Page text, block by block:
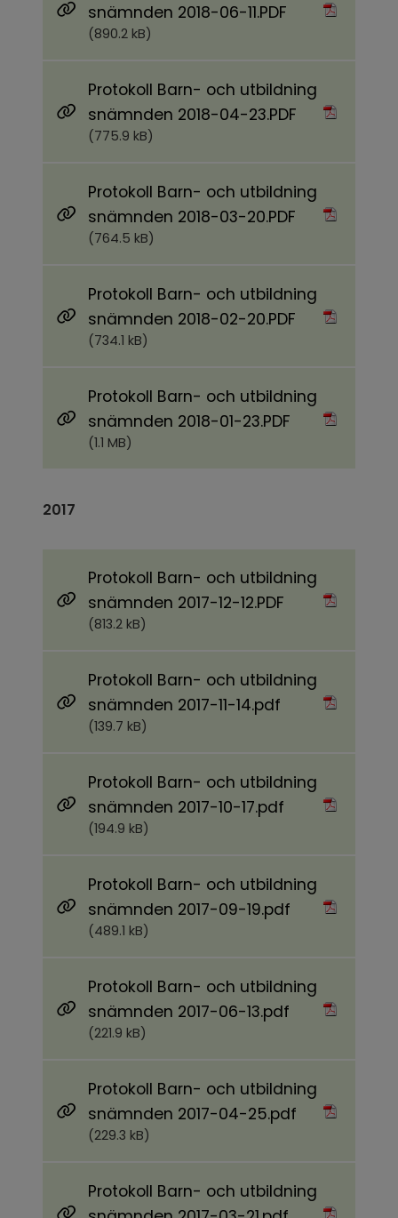
snämnden 2018-06-11.PDF Pdf, 890.2 kB.
(890.2 kB)
Protokoll Barn- och utbildning
snämnden 2018-04-23.PDF Pdf, 775.9 kB.
(775.9 kB)
Protokoll Barn- och utbildning
snämnden 2018-03-20.PDF Pdf, 764.5 kB.
(764.5 kB)
Protokoll Barn- och utbildning
snämnden 2018-02-20.PDF Pdf, 734.1 kB.
(734.1 kB)
Protokoll Barn- och utbildning
snämnden 2018-01-23.PDF Pdf, 1.1 MB.
(1.1 MB)
2017
Protokoll Barn- och utbildning
snämnden 2017-12-12.PDF Pdf, 813.2 kB.
(813.2 kB)
Protokoll Barn- och utbildning
snämnden 2017-11-14.pdf Pdf, 139.7 kB.
(139.7 kB)
Protokoll Barn- och utbildning
snämnden 2017-10-17.pdf Pdf, 194.9 kB.
(194.9 kB)
Protokoll Barn- och utbildning
snämnden 2017-09-19.pdf Pdf, 489.1 kB.
(489.1 kB)
Protokoll Barn- och utbildning
snämnden 2017-06-13.pdf Pdf, 221.9 kB.
(221.9 kB)
Protokoll Barn- och utbildning
snämnden 2017-04-25.pdf Pdf, 229.3 kB.
(229.3 kB)
Protokoll Barn- och utbildning